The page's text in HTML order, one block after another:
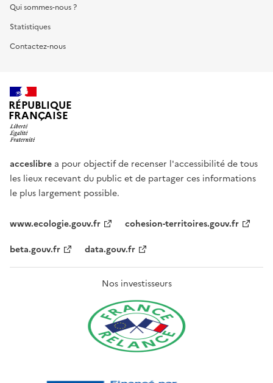
Qui sommes-nous ?
Statistiques
Contactez-nous
RÉPUBLIQUE
FRANÇAISE
acceslibre a pour objectif de recenser l'accessibilité de tous
les lieux recevant du public et de partager ces informations
le plus largement possible.
www.ecologie.gouv.fr
cohesion-territoires.gouv.fr
beta.gouv.fr
data.gouv.fr
Nos investisseurs